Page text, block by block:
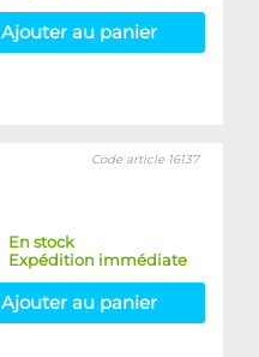
Ajouter au panier
Code article 16137
En stock
Expédition immédiate
Ajouter au panier